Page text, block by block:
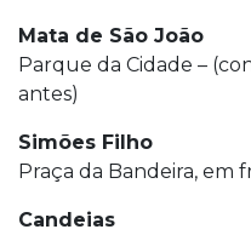
Mata de São João
Parque da Cidade –
antes)
Simões Filho
Praça da Bandeira, em
Candeias